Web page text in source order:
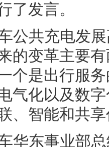
了发言。
公共充电发
的变革主要
个是出行服
气化以及数
、智能和共
华东事业部